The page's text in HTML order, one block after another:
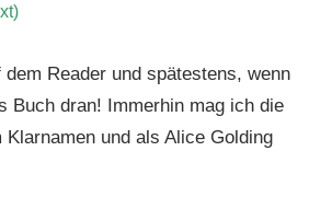
Reader und spätestens, wenn
Buch dran! Immerhin mag ich die
und als Alice Golding